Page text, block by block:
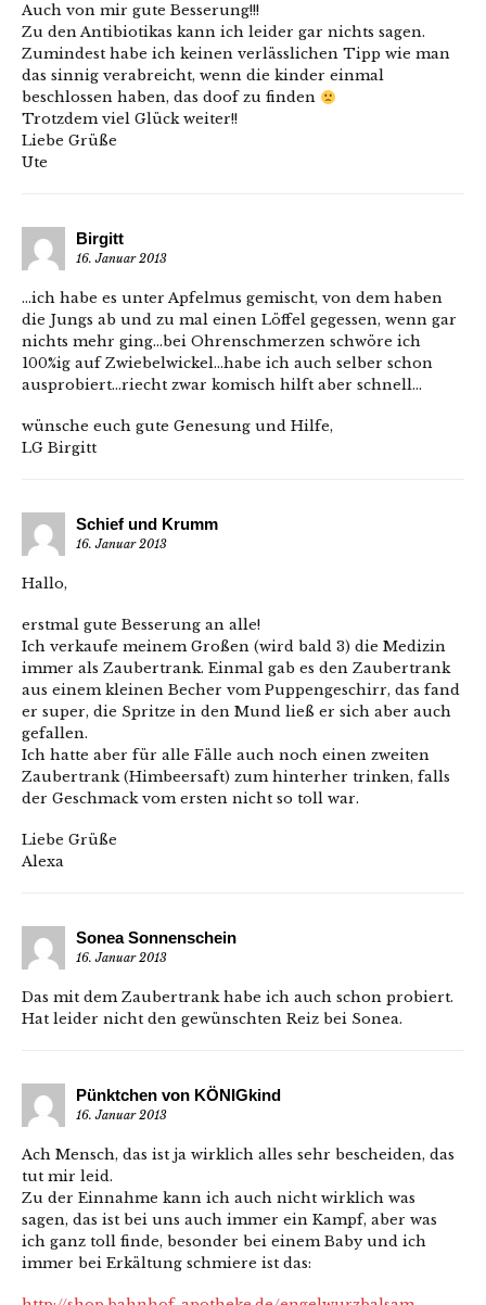
Auch von mir gute Besserung!!!
Zu den Antibiotikas kann ich leider gar nichts sagen.
Zumindest habe ich keinen verlässlichen Tipp wie man
das sinnig verabreicht, wenn die kinder einmal
beschlossen haben, das doof zu finden
Trotzdem viel Glück weiter!!
Liebe Grüße
Ute
Birgitt
16. Januar 2013
…ich habe es unter Apfelmus gemischt, von dem haben
die Jungs ab und zu mal einen Löffel gegessen, wenn gar
nichts mehr ging…bei Ohrenschmerzen schwöre ich
100%ig auf Zwiebelwickel…habe ich auch selber schon
ausprobiert…riecht zwar komisch hilft aber schnell…
wünsche euch gute Genesung und Hilfe,
LG Birgitt
Schief und Krumm
16. Januar 2013
Hallo,
erstmal gute Besserung an alle!
Ich verkaufe meinem Großen (wird bald 3) die Medizin
immer als Zaubertrank. Einmal gab es den Zaubertrank
aus einem kleinen Becher vom Puppengeschirr, das fand
er super, die Spritze in den Mund ließ er sich aber auch
gefallen.
Ich hatte aber für alle Fälle auch noch einen zweiten
Zaubertrank (Himbeersaft) zum hinterher trinken, falls
der Geschmack vom ersten nicht so toll war.
Liebe Grüße
Alexa
Sonea Sonnenschein
16. Januar 2013
Das mit dem Zaubertrank habe ich auch schon probiert.
Hat leider nicht den gewünschten Reiz bei Sonea.
Pünktchen von KÖNIGkind
16. Januar 2013
Ach Mensch, das ist ja wirklich alles sehr bescheiden, das
tut mir leid.
Zu der Einnahme kann ich auch nicht wirklich was
sagen, das ist bei uns auch immer ein Kampf, aber was
ich ganz toll finde, besonder bei einem Baby und ich
immer bei Erkältung schmiere ist das: